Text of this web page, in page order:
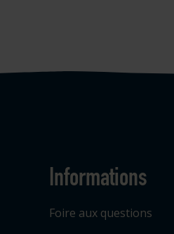
Informations
Foire aux questions